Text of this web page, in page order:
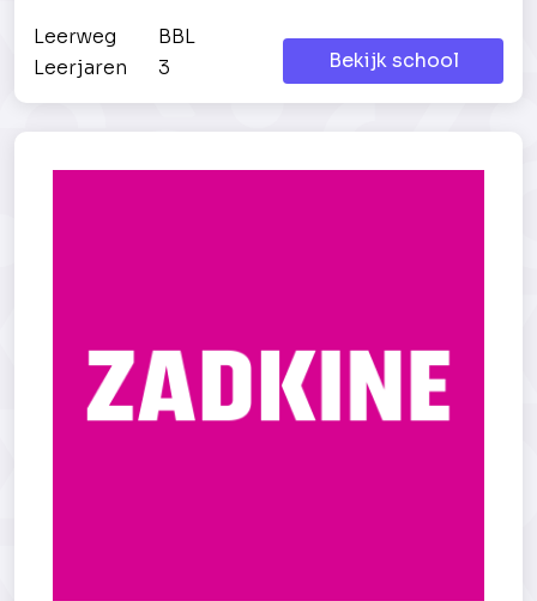
Leerweg
BBL
Leerjaren
3 Bekijk school